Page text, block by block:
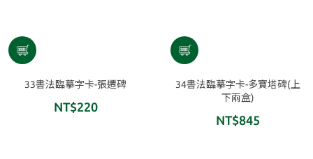
33書法臨摹字卡-張遷碑
NT$220
34書法臨摹字卡-多寶塔碑(上
下兩盒)
NT$845